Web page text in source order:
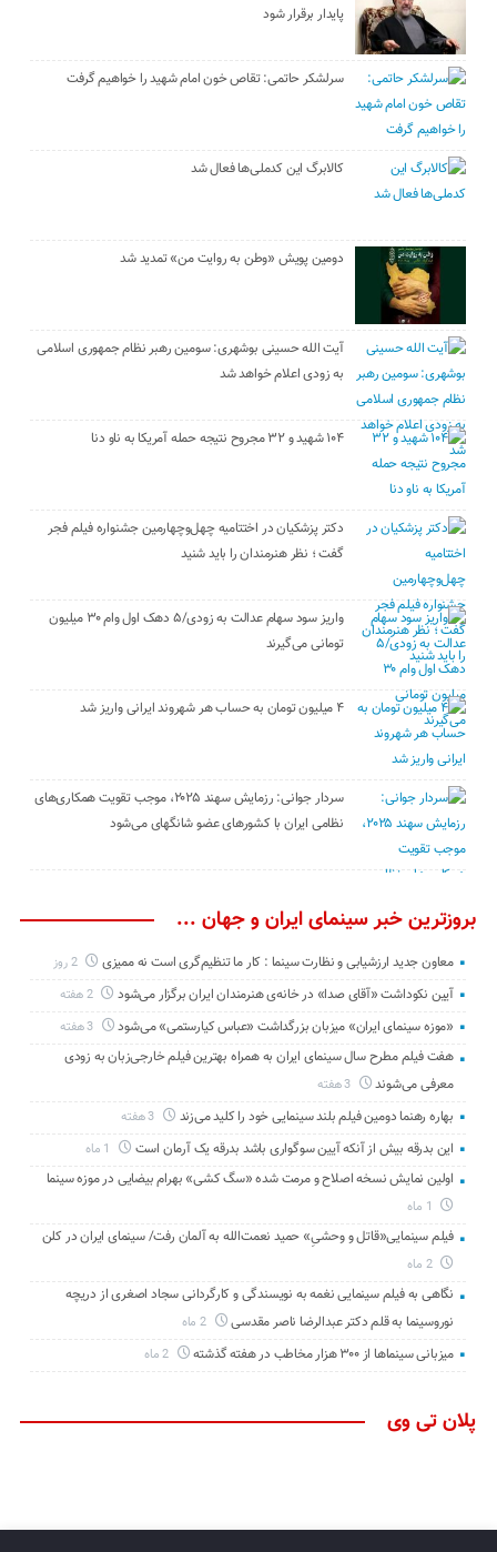
پایدار برقرار شود
سرلشکر حاتمی: تقاص خون امام شهید را خواهیم گرفت
کالابرگ این کدملی‌ها فعال شد
دومین پویش «وطن به روایت من» تمدید شد
آیت الله حسینی بوشهری: سومین رهبر نظام جمهوری اسلامی
به زودی اعلام خواهد شد
۱۰۴ شهید و ۳۲ مجروح نتیجه حمله آمریکا به ناو دنا
دکتر پزشکیان در اختتامیه چهل‌وچهارمین جشنواره فیلم فجر
گفت ؛ نظر هنرمندان را باید شنید
واریز سود سهام عدالت به زودی/۵ دهک اول وام ۳۰ میلیون
تومانی می‌گیرند
۴ میلیون تومان به حساب هر شهروند ایرانی واریز شد
سردار جوانی: رزمایش سهند ۲۰۲۵، موجب تقویت همکاری‌های
نظامی ایران با کشور‌های عضو شانگهای می‌شود
بروزترین خبر سینمای ایران و جهان ...
معاون جدید ارزشیابی و نظارت سینما : کار ما تنظیم‌گری است نه ممیزی 2 روز
آیین نکوداشت «آقای صدا» در خانه‌ی هنرمندان ایران برگزار می‌شود 2 هفته
«موزه سینمای ایران» میزبان بزرگداشت «عباس کیارستمی» می‌شود 3 هفته
هفت فیلم مطرح سال سینمای ایران به همراه بهترین فیلم خارجی‌زبان به زودی
معرفی می‌شوند
3 هفته
بهاره رهنما دومین فیلم بلند سینمایی خود را کلید می‌زند
این بدرقه بیش از آنکه آیین سوگواری باشد بدرقه یک آرمان است
اولین نمایش نسخه اصلاح و مرمت شده «سگ کشی» بهرام بیضایی در موزه سینما
فیلم سینمایی«قاتل و وحشیِ» حمید نعمت‌الله به آلمان رفت/ سینمای ایران در کلن
2 ماه
نگاهی به فیلم سینمایی نغمه به نویسندگی و کارگردانی سجاد اصغری از دریچه
نوروسینما به قلم دکتر عبدالرضا ناصر مقدسی
2 ماه
میزبانی سینماها از ۳۰۰ هزار مخاطب در هفته گذشته 2 ماه
پلان تی وی